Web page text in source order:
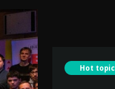
Hot topic